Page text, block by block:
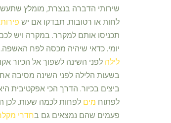
שירותי הדברה בנצרת, מומלץ
לחות או רטובות. תבדקו אם יש פירות
תכניסו אותם למקרר. במקרה ויש
יומי. כדאי שיהיה מכסה לפח
לילה לפני השינה לשפוך אל הכיור
בשעות הלילה לפני השינה מסיבה
ביצים בכיור. הדרך הכי אפקטיבית
לפתוח מים לפחות לכמה שעות. לכן
פעמים שהם נמצאים גם בחדרי